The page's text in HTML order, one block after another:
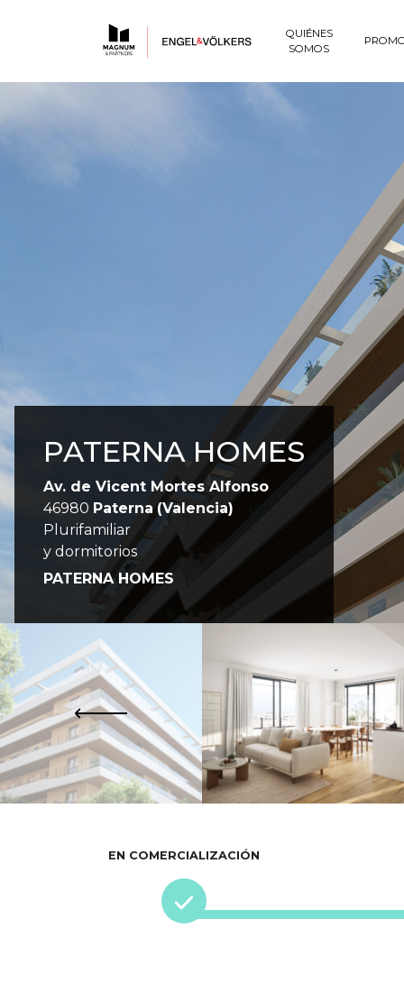
QUIÉNES
SOMOS
PATERNA HOMES
Av. de Vicent Mortes Alfonso
46980 Paterna (Valencia)
Plurifamiliar
y dormitorios
PATERNA HOMES
EN COMERCIALIZACIÓN